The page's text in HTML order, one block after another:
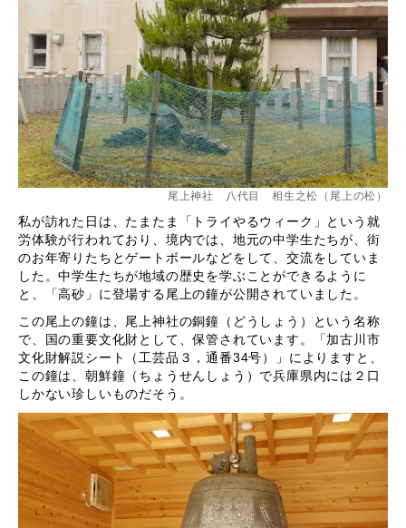
尾上神社 八代目 相生之松（尾上の松）
私が訪れた日は、たまたま「トライやるウィーク」という就
労体験が行われており、境内では、地元の中学生たちが、街
のお年寄りたちとゲートボールなどをして、交流をしていま
した。中学生たちが地域の歴史を学ぶことができるように
と、「高砂」に登場する尾上の鐘が公開されていました。
この尾上の鐘は、尾上神社の銅鐘（どうしょう）という名称
で、国の重要文化財として、保管されています。「加古川市
文化財解説シート（工芸品３，通番34号）」によりますと、
この鐘は、朝鮮鐘（ちょうせんしょう）で兵庫県内には２口
しかない珍しいものだそう。